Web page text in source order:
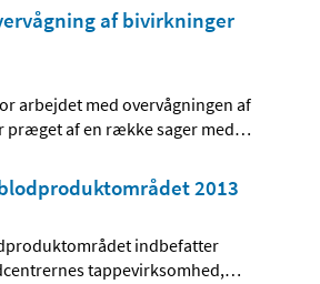
af bivirkninger
arbejdet med overvågningen af
præget af en række sager med…
2013
indbefatter
tappevirksomhed,…